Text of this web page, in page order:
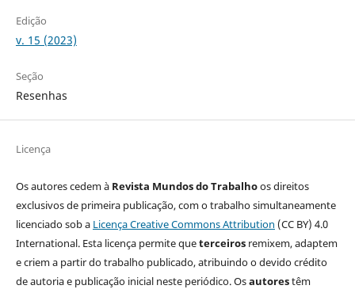
Edição
v. 15 (2023)
Seção
Resenhas
Licença
Os autores cedem à Revista Mundos do Trabalhoos direitos
exclusivos de primeira publicação, com o trabalho simultaneamente
licenciado sob a Licença Creative Commons Attribution (CC BY) 4.0
International. Esta licença permite queterceirosremixem, adaptem
e criem a partir do trabalho publicado, atribuindo o devido crédito
de autoria e publicação inicial neste periódico. Osautorestêm